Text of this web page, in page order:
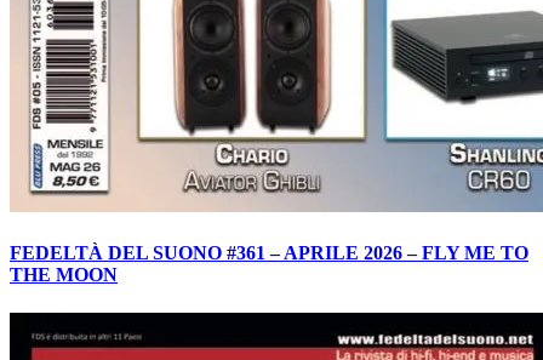
FEDELTÀ DEL SUONO #361 – APRILE 2026 – FLY ME TO
THE MOON